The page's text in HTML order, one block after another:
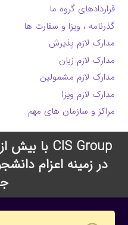
قراردادهای گروه ما
گذرنامه ، ویزا و سفارت ها
مدارک لازم پذیرش
مدارک لازم زبان
مدارک لازم مشمولین
مدارک لازم ویزا
مراکز و سازمان های مهم
در زمینه اعزام